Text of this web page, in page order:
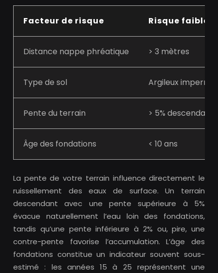
Facteur de risque Risque faible
Distance nappe phréatique > 3 mètres
Type de sol Argileux
Pente du terrain > 5% descendante
Âge des fondations < 10 ans
La pente de votre terrain influence directement le
ruissellement des eaux de surface. Un terrain
descendant avec une pente supérieure à 5%
évacue naturellement l’eau loin des fondations,
tandis qu’une pente inférieure à 2% ou, pire, une
contre-pente favorise l’accumulation. L’âge des
fondations constitue un indicateur souvent sous-
estimé : les années 15 à 25 représentent une